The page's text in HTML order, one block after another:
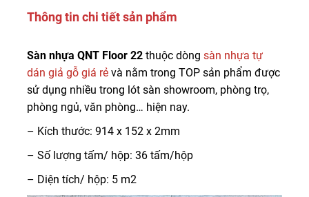
Thông tin chi tiết sản phẩm
Sàn nhựa QNT Floor 22 thuộc dòng sàn nhựa tự
dán giả gỗ giá rẻ và nằm trong TOP sản phẩm được
sử dụng nhiều trong lót sàn showroom, phòng trọ,
phòng ngủ, văn phòng… hiện nay.
– Kích thước: 914 x 152 x 2mm
– Số lượng tấm/ hộp: 36 tấm/hộp
– Diện tích/ hộp: 5 m2